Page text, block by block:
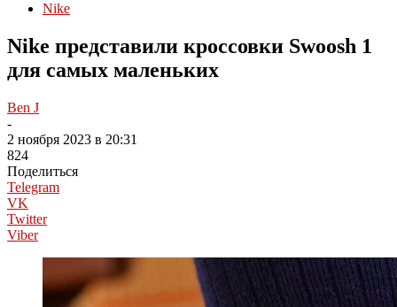
Nike
Nike представили кроссовки Swoosh 1
для самых маленьких
Ben J
-
2 ноября 2023 в 20:31
824
Поделиться
Telegram
VK
Twitter
Viber